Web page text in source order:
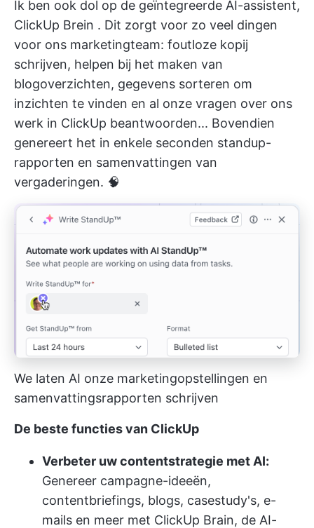
Ik ben ook dol op de geïntegreerde AI-assistent,
ClickUp Brein . Dit zorgt voor zo veel dingen
voor ons marketingteam: foutloze kopij
schrijven, helpen bij het maken van
blogoverzichten, gegevens sorteren om
inzichten te vinden en al onze vragen over ons
werk in ClickUp beantwoorden... Bovendien
genereert het in enkele seconden standup-
rapporten en samenvattingen van
vergaderingen. 🧠
We laten AI onze marketingopstellingen en
samenvattingsrapporten schrijven
De beste functies van ClickUp
Verbeter uw contentstrategie met AI:
Genereer campagne-ideeën,
contentbriefings, blogs, casestudy's, e-
mails en meer met ClickUp Brain, de AI-